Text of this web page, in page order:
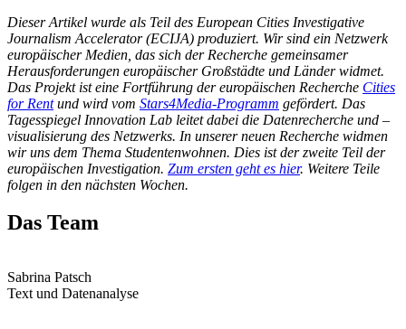
Dieser Artikel wurde als Teil des European Cities Investigative
Journalism Accelerator (ECIJA) produziert. Wir sind ein Netzwerk
europäischer Medien, das sich der Recherche gemeinsamer
Herausforderungen europäischer Großstädte und Länder widmet.
Das Projekt ist eine Fortführung der europäischen Recherche Cities
for Rentund wird vom Stars4Media-Programm gefördert. Das
Tagesspiegel Innovation Lab leitet dabei die Datenrecherche und –
visualisierung des Netzwerks. In unserer neuen Recherche widmen
wir uns dem Thema Studentenwohnen. Dies ist der zweite Teil der
europäischen Investigation. Zum ersten geht es hier. Weitere Teile
folgen in den nächsten Wochen.
Das Team
Sabrina Patsch
Text und Datenanalyse